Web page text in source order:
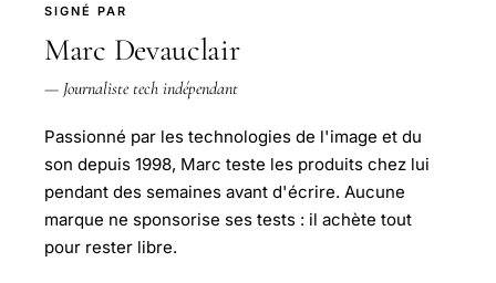
SIGNÉ PAR
Marc Devauclair
— Journaliste tech indépendant
Passionné par les technologies de l'image et du
son depuis 1998, Marc teste les produits chez lui
pendant des semaines avant d'écrire. Aucune
marque ne sponsorise ses tests : il achète tout
pour rester libre.